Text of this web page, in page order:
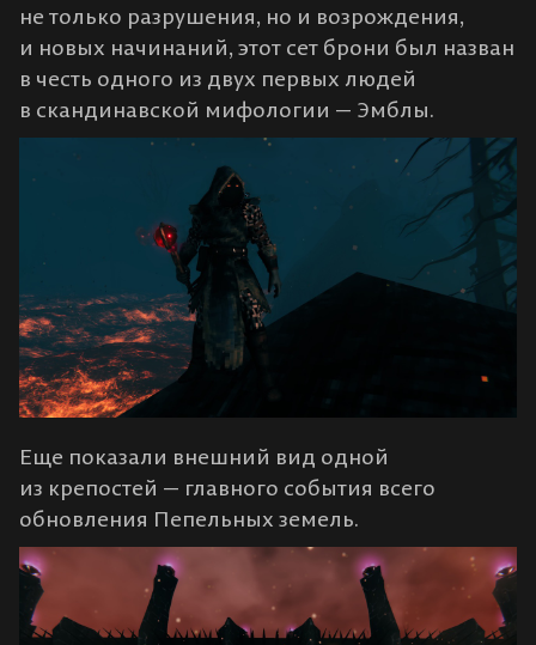
не только разрушения, но и возрождения,
и новых начинаний, этот сет брони был назван
в честь одного из двух первых людей
в скандинавской мифологии — Эмблы.
Еще показали внешний вид одной
из крепостей — главного события всего
обновления Пепельных земель.